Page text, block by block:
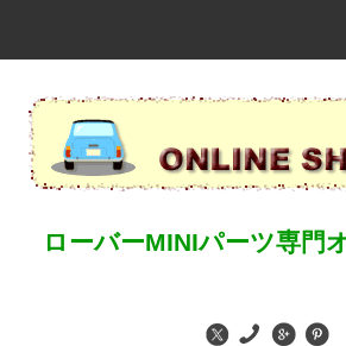
ローバーMINIパーツ専門